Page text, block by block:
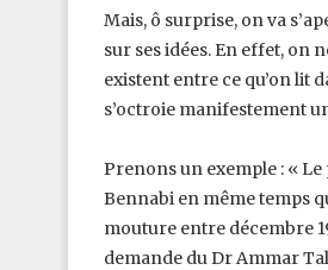
Mais, ô surprise, on va
sur ses idées. En effet, on
existent entre ce qu’on lit
s’octroie manifestement
Prenons un exemple : «
Bennabi en même temps
mouture entre décembre
demande du Dr Ammar